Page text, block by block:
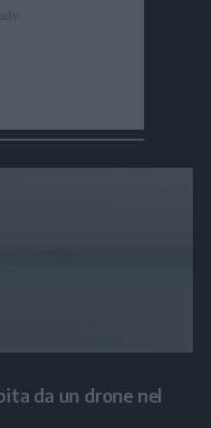
da un drone nel